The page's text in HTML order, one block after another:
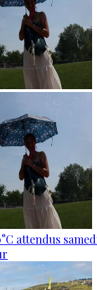
attendus